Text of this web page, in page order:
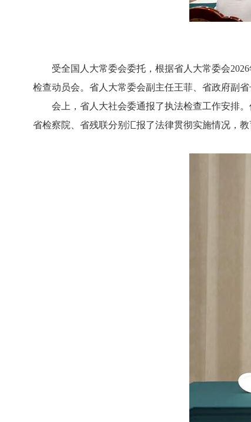
受全国人大常委会委托，根据省人大常委会2026
检查动员会。省人大常委会副主任王菲、省政府副省
会上，省人大社会委通报了执法检查工作安排。
省检察院、省残联分别汇报了法律贯彻实施情况，